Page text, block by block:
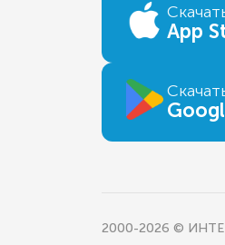
App
2000-2026 ©